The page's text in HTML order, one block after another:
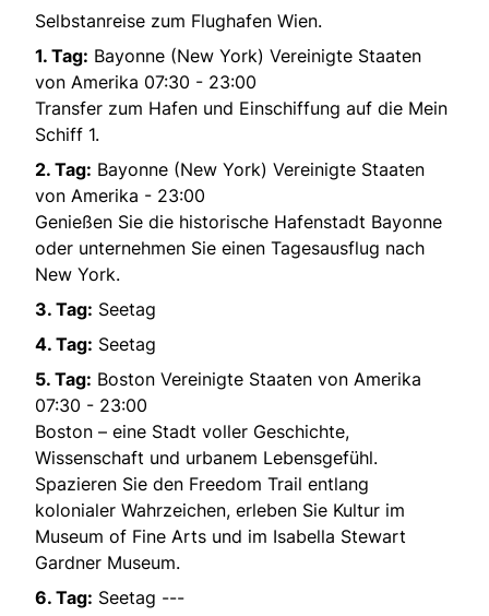
Selbstanreise zum Flughafen Wien.
1. Tag: Bayonne (New York) Vereinigte Staaten
von Amerika 07:30 - 23:00
Transfer zum Hafen und Einschiffung auf die Mein
Schiff 1.
2. Tag: Bayonne (New York) Vereinigte Staaten
von Amerika - 23:00
Genießen Sie die historische Hafenstadt Bayonne
oder unternehmen Sie einen Tagesausflug nach
New York.
3. Tag: Seetag
4. Tag: Seetag
5. Tag: Boston Vereinigte Staaten von Amerika
07:30 - 23:00
Boston – eine Stadt voller Geschichte,
Wissenschaft und urbanem Lebensgefühl.
Spazieren Sie den Freedom Trail entlang
kolonialer Wahrzeichen, erleben Sie Kultur im
Museum of Fine Arts und im Isabella Stewart
Gardner Museum.
6. Tag: Seetag ---